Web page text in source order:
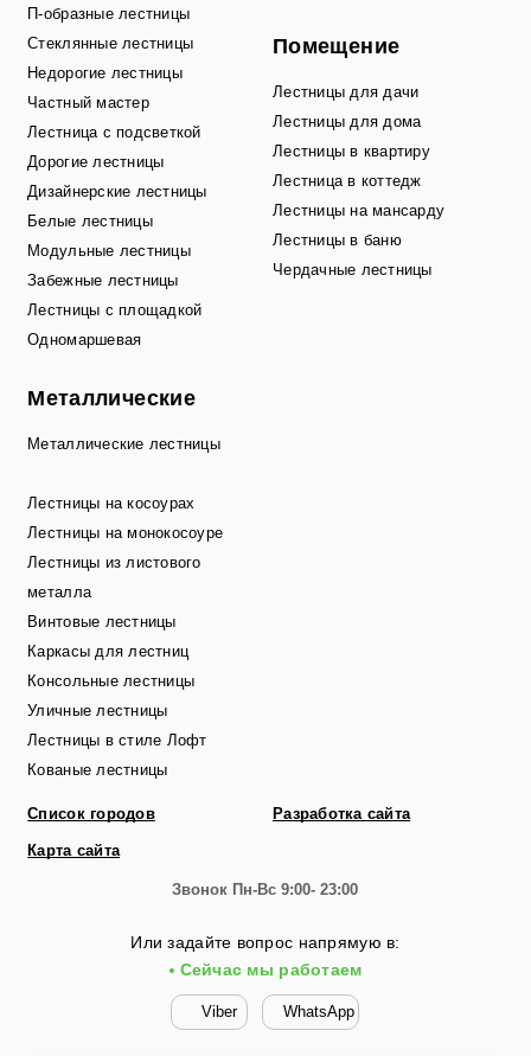
П-образные лестницы
Стеклянные лестницы
Недорогие лестницы
Частный мастер
Лестница с подсветкой
Дорогие лестницы
Дизайнерские лестницы
Белые лестницы
Модульные лестницы
Забежные лестницы
Лестницы с площадкой
Одномаршевая
Металлические
Металлические лестницы
Лестницы на косоурах
Лестницы на монокосоуре
Лестницы из листового
металла
Винтовые лестницы
Каркасы для лестниц
Консольные лестницы
Уличные лестницы
Лестницы в стиле Лофт
Кованые лестницы
Помещение
Лестницы для дачи
Лестницы для дома
Лестницы в квартиру
Лестница в коттедж
Лестницы на мансарду
Лестницы в баню
Чердачные лестницы
Список городов
Карта сайта
Разработка сайта
Звонок Пн-Вс 9:00- 23:00
Или задайте вопрос напрямую в:
Сейчас мы работаем
Viber WhatsApp